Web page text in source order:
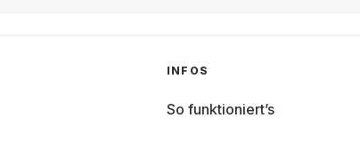
INFOS
So funktioniert’s